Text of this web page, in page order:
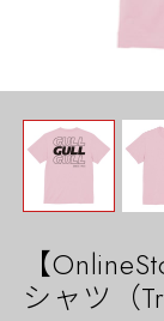
【
シャツ（